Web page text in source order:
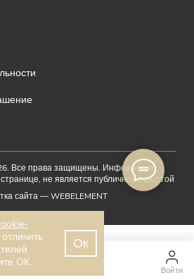
Войти
Все права защищены. Информация,
не является публичной офертой
сайта —WEBELEMENT
OK.
Ок